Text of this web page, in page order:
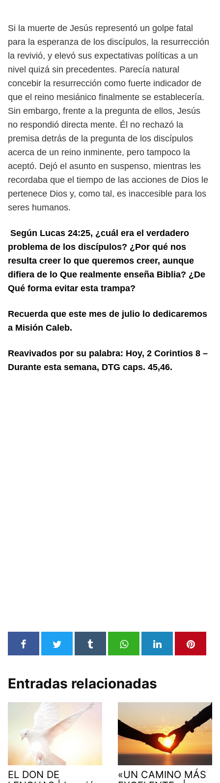
Si la muerte de Jesús representó un golpe fatal
para la esperanza de los discípulos, la resurrección
la revivió, y elevó sus expectativas políticas a un
nivel quizá sin precedentes. Parecía natural
concebir la resurrección como fuerte indicador de
que el reino mesiánico finalmente se establecería.
Sin embargo, frente a la pregunta de ellos, Jesús
no respondió directa mente. Él no rechazó la
premisa detrás de la pregunta de los discípulos
acerca de un reino inminente, pero tampoco la
aceptó. Dejó el asunto en suspenso, mientras les
recordaba que el tiempo de las acciones de Dios le
pertenece Dios y, como tal, es inaccesible para los
seres humanos.
Según Lucas 24:25, ¿cuál era el verdadero
problema de los discípulos? ¿Por qué nos
resulta creer lo que queremos creer, aunque
difiera de lo Que realmente enseña Biblia? ¿De
Qué forma evitar esta trampa?
Recuerda que este mes de julio lo dedicaremos
a Misión Caleb.
Reavivados por su palabra: Hoy, 2 Corintios 8 –
Durante esta semana, DTG caps. 45,46.
Entradas relacionadas
EL DON DE
«UN CAMINO MÁS